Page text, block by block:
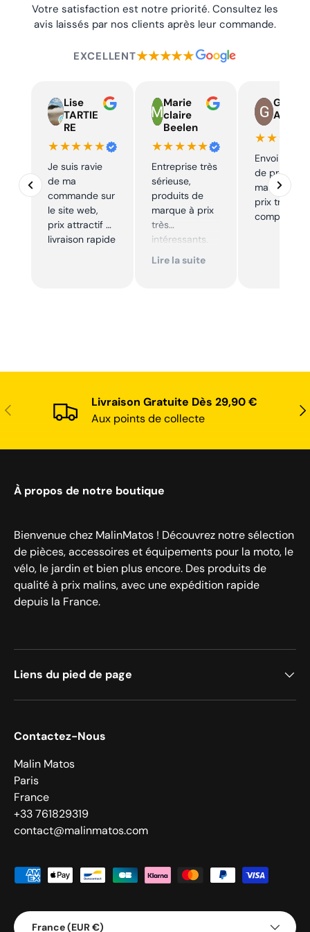
Votre satisfaction est notre priorité. Consultez les
avis laissés par nos clients après leur commande.
EXCELLENT★★★★★
Lise
TARTIE
RE
★★★★★
Je suis ravie
de ma
commande sur
le site web,
prix attractif et
livraison rapide
Marie
claire
Beelen
★★★★★
Entreprise très
sérieuse,
produits de
marque à prix
très
intéressants.
Excellent suivi !
Lire la suite
Guy
Auger
Envoi rapide
de produits
marque à
prix très
compétitif
Précédent
Livraison Gratuite Dès 29,90 €
Aux points de collecte
À propos de notre boutique
Bienvenue chez MalinMatos ! Découvrez notre sélection
de pièces, accessoires et équipements pour la moto, le
vélo, le jardin et bien plus encore. Des produits de
qualité à prix malins, avec une expédition rapide
depuis la France.
Liens du pied de page
Contactez-Nous
Malin Matos
Paris
France
+33 761829319
contact@malinmatos.com
Moyens de paiement acceptés
Pays
France (EUR €)